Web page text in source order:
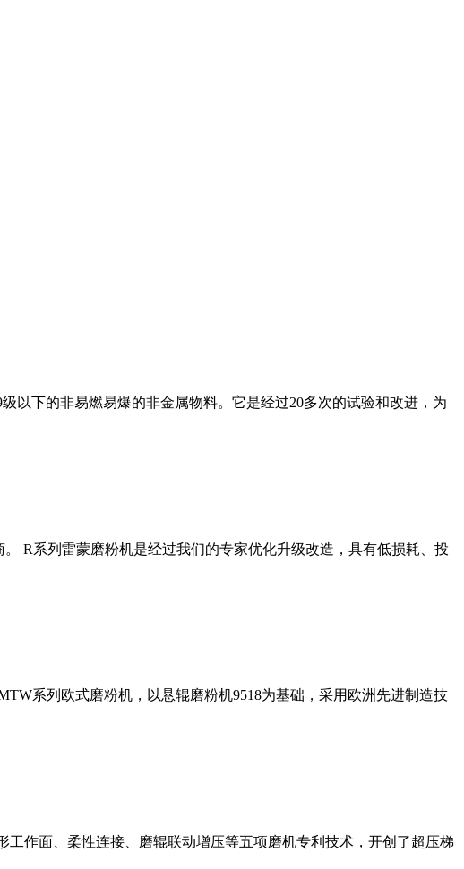
以下的非易燃易爆的非金属物料。它是经过20多次的试验和改进，为
R系列雷蒙磨粉机是经过我们的专家优化升级改造，具有低损耗、投
系列欧式磨粉机，以悬辊磨粉机9518为基础，采用欧洲先进制造技
作面、柔性连接、磨辊联动增压等五项磨机专利技术，开创了超压梯